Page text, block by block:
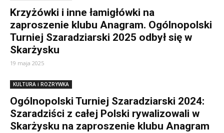
Krzyżówki i inne łamigłówki na
zaproszenie klubu Anagram. Ogólnopolski
Turniej Szaradziarski 2025 odbył się w
Skarżysku
19 maja 2025
KULTURA i ROZRYWKA
Ogólnopolski Turniej Szaradziarski 2024:
Szaradziści z całej Polski rywalizowali w
Skarżysku na zaproszenie klubu Anagram